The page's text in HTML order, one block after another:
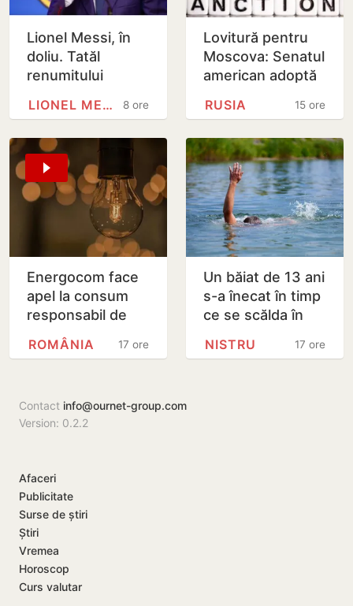
Lionel Messi, în
doliu. Tatăl
renumitului
decedat
8 ore
LIONEL MESSI
Lovitură pentru
Moscova: Senatul
american adoptă
împotriva Rusiei15 ore
RUSIA
Energocom face
apel la consum
responsabil de
energie în orele
de vârfe vârf
17 ore
ROMÂNIA
Un băiat de 13 ani
s-a înecat în timp
ce se scălda în
neautorizată din
17 ore
NISTRU
Contact info@ournet-group.com
Version: 0.2.2
Afaceri
Publicitate
Surse de știri
Știri
Vremea
Horoscop
Curs valutar